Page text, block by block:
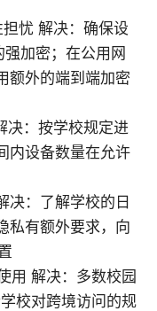
忧 解决：确保设
加密；在公用网
额外的端到端加密
决：按学校规定进
内设备数量在允许
决：了解学校的日
私有额外要求，向
用 解决：多数校园
校对跨境访问的规